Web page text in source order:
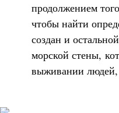
продолжением
чтобы найти
создан и
морской стены,
выживании людей,